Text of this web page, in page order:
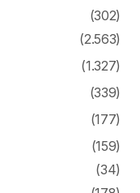
(302)
(2.563)
(1.327)
(339)
(177)
(159)
(34)